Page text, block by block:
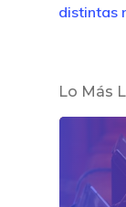
distintas
Lo Más